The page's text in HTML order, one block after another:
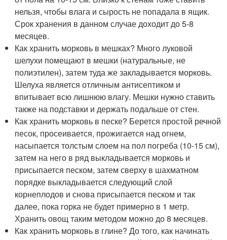
нельзя, чтобы влага и сырость не попадала в ящик.
Срок хранения в данном случае доходит до 5-8
месяцев.
Как хранить морковь в мешках? Много луковой
шелухи помещают в мешки (натуральные, не
полиэтилен), затем туда же закладывается морковь.
Шелуха является отличным антисептиком и
впитывает всю лишнюю влагу. Мешки нужно ставить
также на подставки и держать подальше от стен.
Как хранить морковь в песке? Берется простой речной
песок, просеивается, прожигается над огнем,
насыпается толстым слоем на пол погреба (10-15 см),
затем на него в ряд выкладывается морковь и
присыпается песком, затем сверху в шахматном
порядке выкладывается следующий слой
корнеплодов и снова присыпается песком и так
далее, пока горка не будет примерно в 1 метр.
Хранить овощ таким методом можно до 8 месяцев.
Как хранить морковь в глине? До того, как начинать